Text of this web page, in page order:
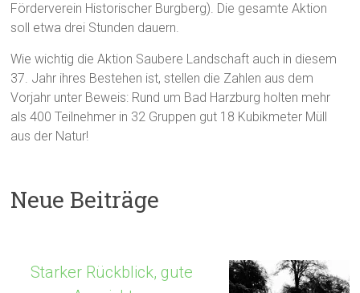
Förderverein Historischer Burgberg). Die gesamte Aktion
soll etwa drei Stunden dauern.
Wie wichtig die Aktion Saubere Landschaft auch in diesem
37. Jahr ihres Bestehen ist, stellen die Zahlen aus dem
Vorjahr unter Beweis: Rund um Bad Harzburg holten mehr
als 400 Teilnehmer in 32 Gruppen gut 18 Kubikmeter Müll
aus der Natur!
Neue Beiträge
Starker Rückblick, gute